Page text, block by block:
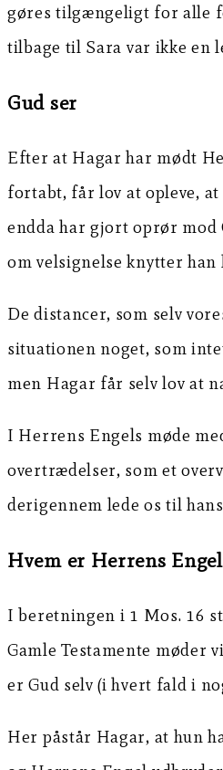
gøres tilgængeligt for alle
tilbage til Sara var ikke en
Gud ser
Efter at Hagar har mødt
fortabt, får lov at opleve,
endda har gjort oprør mod
om velsignelse knytter
De distancer, som selv
situationen noget, som
men Hagar får selv lov at
I Herrens Engels møde
overtrædelser, som et
derigennem lede os til
Hvem er Herrens
I beretningen i 1 Mos. 16
Gamle Testamente møder
er Gud selv (i hvert fald i
Her påstår Hagar, at hun